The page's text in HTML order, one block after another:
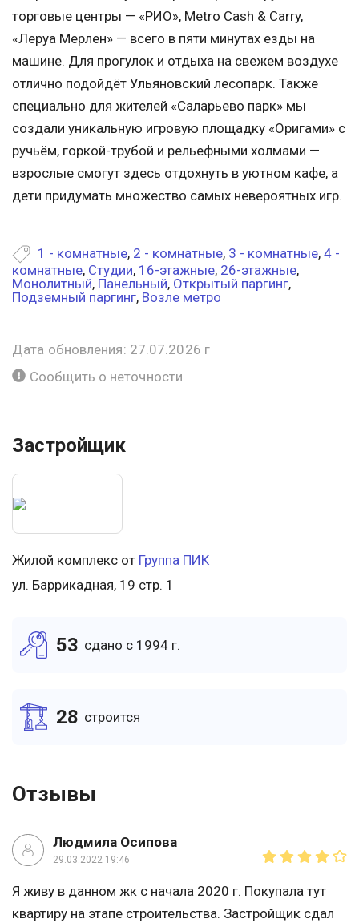
торговые центры — «РИО», Metro Cash & Carry,
«Леруа Мерлен» — всего в пяти минутах езды на
машине. Для прогулок и отдыха на свежем воздухе
отлично подойдёт Ульяновский лесопарк. Также
специально для жителей «Саларьево парк» мы
создали уникальную игровую площадку «Оригами» с
ручьём, горкой-трубой и рельефными холмами —
взрослые смогут здесь отдохнуть в уютном кафе, а
дети придумать множество самых невероятных игр.
1 - комнатные, 2 - комнатные, 3 - комнатные, 4 -
комнатные, Студии, 16-этажные, 26-этажные,
Монолитный, Панельный, Открытый паргинг,
Подземный паргинг, Возле метро
Дата обновления: 27.07.2026 г
Сообщить о неточности
Застройщик
Жилой комплекс от Группа ПИК
ул. Баррикадная, 19 стр. 1
53 cдано c 1994 г.
28 cтроится
Отзывы
Людмила Осипова
29.03.2022 19:46
Я живу в данном жк с начала 2020 г. Покупала тут
квартиру на этапе строительства. Застройщик сдал